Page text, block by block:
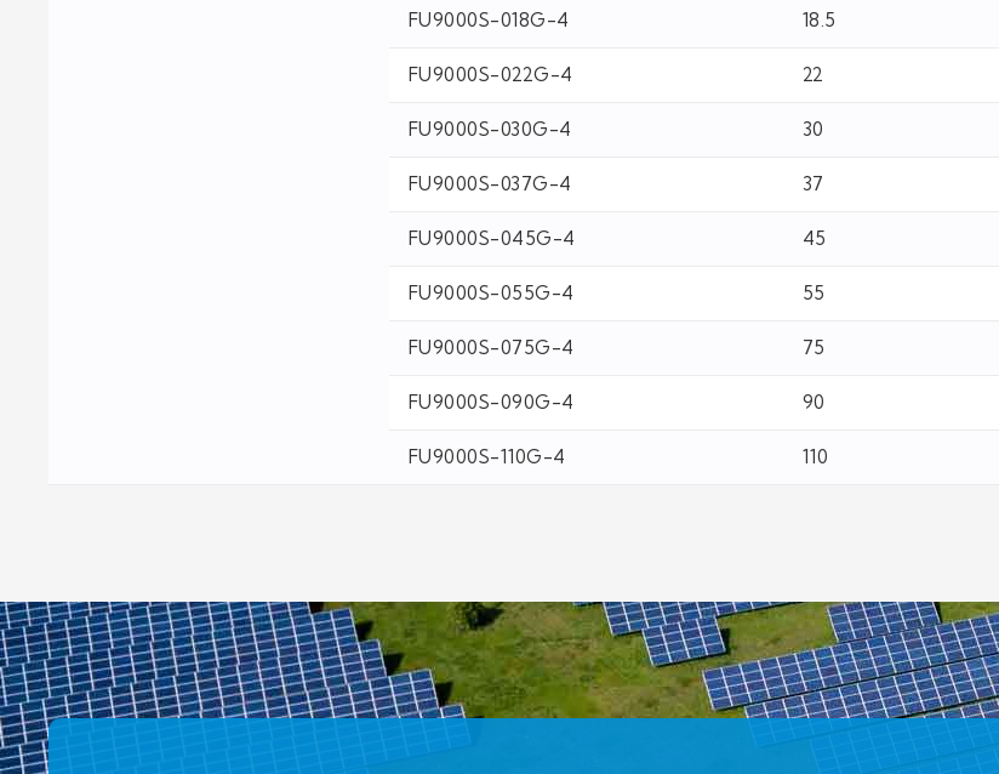
FU9000S-018G-4 18.5
FU9000S-022G-4 22
FU9000S-030G-4 30
FU9000S-037G-4 37
FU9000S-045G-4 45
FU9000S-055G-4 55
FU9000S-075G-4 75
FU9000S-090G-4 90
FU9000S-110G-4 110